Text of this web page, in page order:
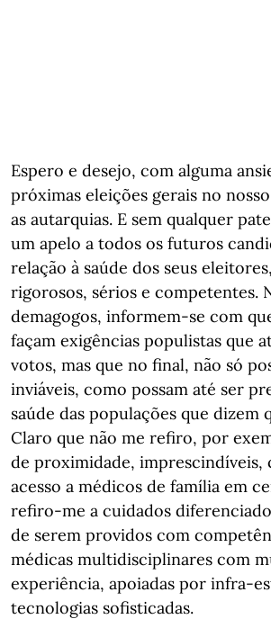
Espero e desejo, com alguma
próximas eleições gerais no
as autarquias. E sem qualquer
um apelo a todos os futuros
relação à saúde dos seus
rigorosos, sérios e competentes.
demagogos, informem-se com
façam exigências populistas que
votos, mas que no final, não só
inviáveis, como possam até ser
saúde das populações que dizem
Claro que não me refiro, por
de proximidade, imprescindíveis,
acesso a médicos de família em
refiro-me a cuidados
de serem providos com
médicas multidisciplinares com
experiência, apoiadas por infra-
tecnologias sofisticadas.